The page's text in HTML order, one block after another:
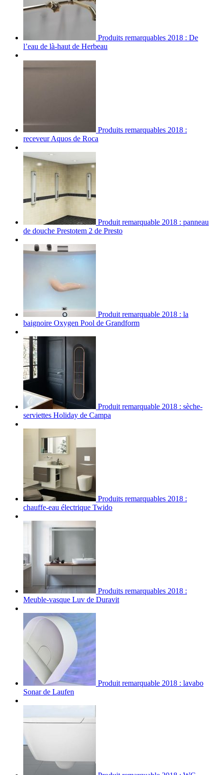
Produits remarquables 2018 : De
l’eau de là-haut de Herbeau
Produits remarquables 2018 :
receveur Aquos de Roca
Produit remarquable 2018 : panneau
de douche Prestotem 2 de Presto
Produit remarquable 2018 : la
baignoire Oxygen Pool de Grandform
Produit remarquable 2018 : sèche-
serviettes Holiday de Campa
Produits remarquables 2018 :
chauffe-eau électrique Twido
Produits remarquables 2018 :
Meuble-vasque Luv de Duravit
Produit remarquable 2018 : lavabo
Sonar de Laufen